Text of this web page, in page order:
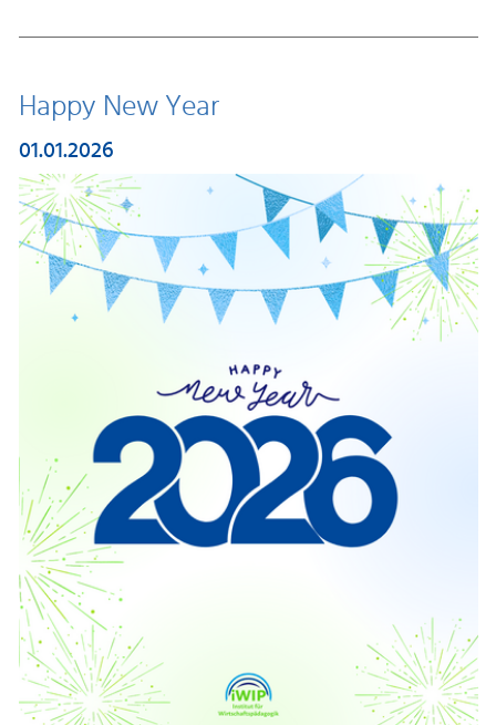
Happy New Year
01.01.2026